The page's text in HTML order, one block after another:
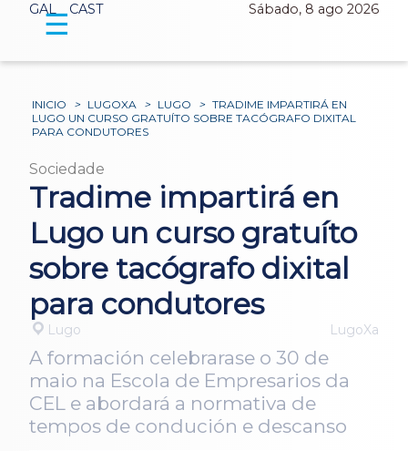
GAL CAST Sábado, 8 ago 2026
☰
INICIO > LUGOXA > LUGO > TRADIME IMPARTIRÁ EN
LUGO UN CURSO GRATUÍTO SOBRE TACÓGRAFO DIXITAL
PARA CONDUTORES
Sociedade
Tradime impartirá en
Lugo un curso gratuíto
sobre tacógrafo dixital
para condutores
Lugo LugoXa
A formación celebrarase o 30 de
maio na Escola de Empresarios da
CEL e abordará a normativa de
tempos de condución e descanso